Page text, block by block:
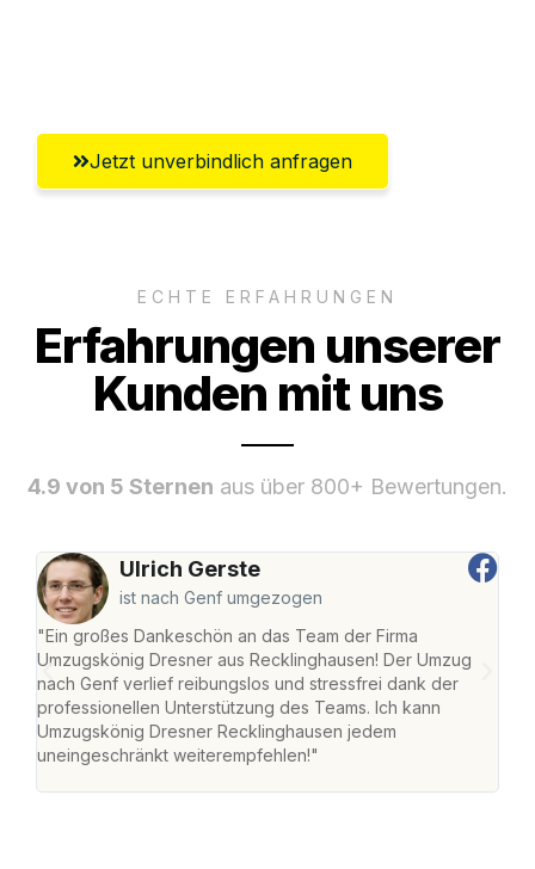
Jetzt unverbindlich anfragen
ECHTE ERFAHRUNGEN
Erfahrungen unserer
Kunden mit uns
4.9 von 5 Sternen aus über 800+ Bewertungen.
Ulrich Gerste
ist nach Genf umgezogen
"Ein großes Dankeschön an das Team der Firma
Umzugskönig Dresner aus Recklinghausen! Der Umzug
nach Genf verlief reibungslos und stressfrei dank der
professionellen Unterstützung des Teams. Ich kann
Umzugskönig Dresner Recklinghausen jedem
uneingeschränkt weiterempfehlen!"